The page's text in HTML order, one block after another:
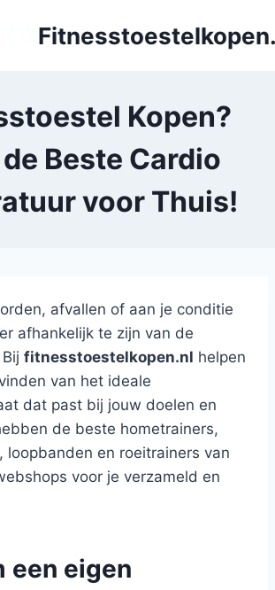
Kopen?
Beste Cardio
voor Thuis!
afvallen of aan je conditie
afhankelijk te zijn van de
fitnesstoestelkopen.nl helpen
van het ideale
dat past bij jouw doelen en
de beste hometrainers,
loopbanden en roeitrainers van
voor je verzameld en
een eigen